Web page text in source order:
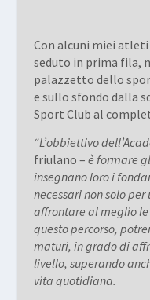
Con alcuni miei
seduto in prima fila,
palazzetto dello
e sullo sfondo dalla
Sport Club al
“L’obbiettivo
friulano – è formare
insegnano loro i
necessari non solo
affrontare al meglio le
questo percorso,
maturi, in grado di
livello, superando
vita quotidiana.